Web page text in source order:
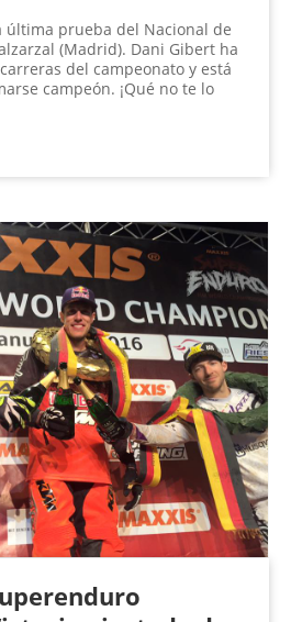
última prueba del Nacional de
(Madrid). Dani Gibert ha
del campeonato y está
campeón. ¡Qué no te lo